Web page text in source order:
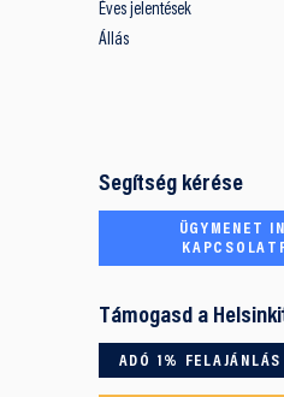
Éves jelentések
Állás
Segítség kérése
ÜGYMENET
Támogasd a
ADÓ 1% FELAJÁNLÁS